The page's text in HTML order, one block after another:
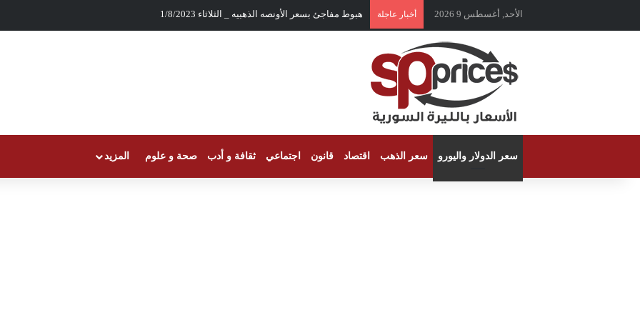
الأحد, أغسطس 9 2026 أخبار عاجلة هبوط مفاجئ بسعر الأونصه الذهبيه _ الثلاثاء 1/8/2023
سعر الدولار واليورو سعر الذهب اقتصاد قانون اجتماعي ثقافة و أدب صحة و علوم المزيد